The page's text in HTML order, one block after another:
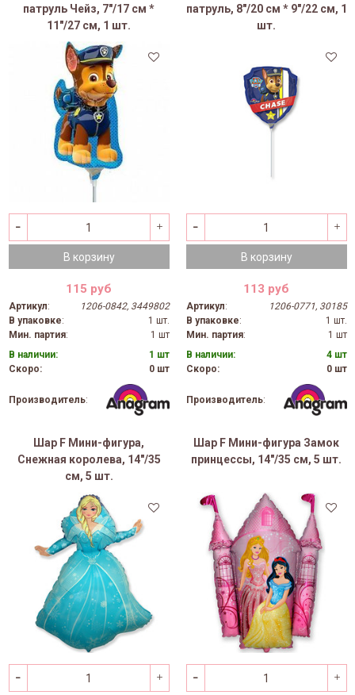
патруль Чейз, 7"/17 см *
11"/27 см, 1 шт.
В корзину
115 руб
Артикул:
1206-0842, 3449802
В упаковке:
1 шт.
Мин. партия:
1 шт
В наличии:
1 шт
Скоро:
0 шт
Производитель:
патруль, 8"/20 см * 9"/22 см, 1
шт.
В корзину
113 руб
Артикул:
1206-0771, 30185
В упаковке:
1 шт.
Мин. партия:
1 шт
В наличии:
4 шт
Скоро:
0 шт
Производитель:
Шар F Мини-фигура,
Снежная королева, 14"/35
см, 5 шт.
Шар F Мини-фигура Замок
принцессы, 14"/35 см, 5 шт.